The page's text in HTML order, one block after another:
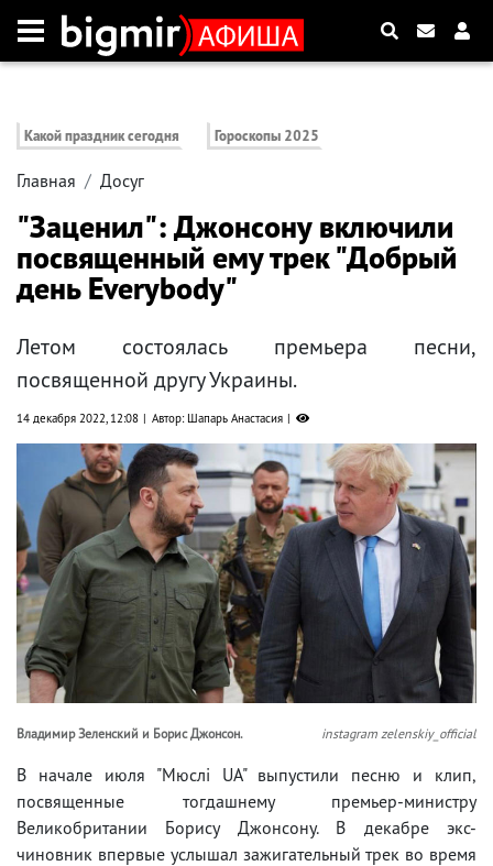
Какой праздник сегодня Гороскопы 2025
Главная Досуг
"Заценил": Джонсону включили
посвященный ему трек "Добрый
день Everybody"
Летом состоялась премьера песни,
посвященной другу Украины.
14 декабря 2022, 12:08 Автор: Шапарь Анастасия
Владимир Зеленский и Борис Джонсон. instagram zelenskiy_official
В начале июля "Мюслі UA" выпустили песню и клип,
посвященные тогдашнему премьер-министру
Великобритании Борису Джонсону. В декабре экс-
чиновник впервые услышал зажигательный трек во время